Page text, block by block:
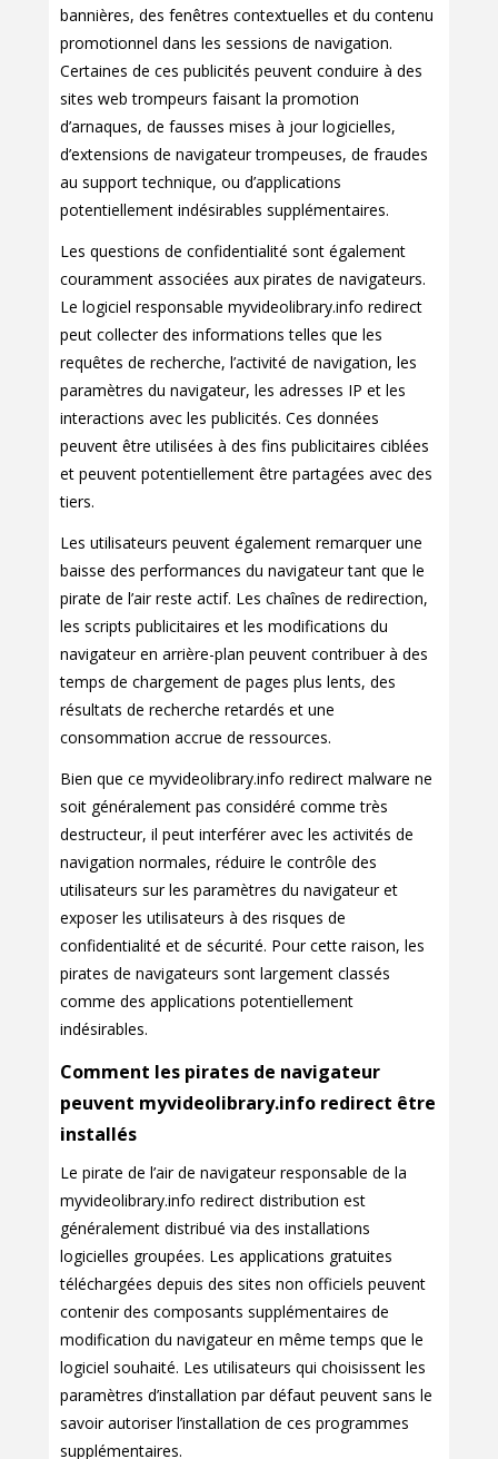
bannières, des fenêtres contextuelles et du contenu
promotionnel dans les sessions de navigation.
Certaines de ces publicités peuvent conduire à des
sites web trompeurs faisant la promotion
d’arnaques, de fausses mises à jour logicielles,
d’extensions de navigateur trompeuses, de fraudes
au support technique, ou d’applications
potentiellement indésirables supplémentaires.
Les questions de confidentialité sont également
couramment associées aux pirates de navigateurs.
Le logiciel responsable myvideolibrary.info redirect
peut collecter des informations telles que les
requêtes de recherche, l’activité de navigation, les
paramètres du navigateur, les adresses IP et les
interactions avec les publicités. Ces données
peuvent être utilisées à des fins publicitaires ciblées
et peuvent potentiellement être partagées avec des
tiers.
Les utilisateurs peuvent également remarquer une
baisse des performances du navigateur tant que le
pirate de l’air reste actif. Les chaînes de redirection,
les scripts publicitaires et les modifications du
navigateur en arrière-plan peuvent contribuer à des
temps de chargement de pages plus lents, des
résultats de recherche retardés et une
consommation accrue de ressources.
Bien que ce myvideolibrary.info redirect malware ne
soit généralement pas considéré comme très
destructeur, il peut interférer avec les activités de
navigation normales, réduire le contrôle des
utilisateurs sur les paramètres du navigateur et
exposer les utilisateurs à des risques de
confidentialité et de sécurité. Pour cette raison, les
pirates de navigateurs sont largement classés
comme des applications potentiellement
indésirables.
Comment les pirates de navigateur
peuvent myvideolibrary.info redirect être
installés
Le pirate de l’air de navigateur responsable de la
myvideolibrary.info redirect distribution est
généralement distribué via des installations
logicielles groupées. Les applications gratuites
téléchargées depuis des sites non officiels peuvent
contenir des composants supplémentaires de
modification du navigateur en même temps que le
logiciel souhaité. Les utilisateurs qui choisissent les
paramètres d’installation par défaut peuvent sans le
savoir autoriser l’installation de ces programmes
supplémentaires.